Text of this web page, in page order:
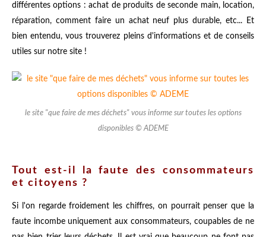
différentes options : achat de produits de seconde main, location,
réparation, comment faire un achat neuf plus durable, etc... Et
bien entendu, vous trouverez pleins d'informations et de conseils
utiles sur notre site !
le site "que faire de mes déchets" vous informe sur toutes les options
disponibles © ADEME
Tout est-il la faute des consommateurs
et citoyens ?
Si l'on regarde froidement les chiffres, on pourrait penser que la
faute incombe uniquement aux consommateurs, coupables de ne